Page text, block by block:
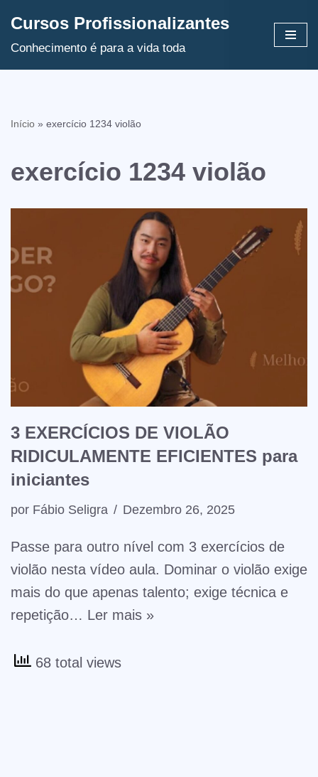
Avançar
Cursos Profissionalizantes
Conhecimento é para a vida toda
Início » exercício 1234 violão
exercício 1234 violão
3 EXERCÍCIOS DE VIOLÃO
RIDICULAMENTE EFICIENTES para
iniciantes
por Fábio Seligra Dezembro 26, 2025
Passe para outro nível com 3 exercícios de
violão nesta vídeo aula. Dominar o violão exige
mais do que apenas talento; exige técnica e
repetição… Ler mais »
68 total views